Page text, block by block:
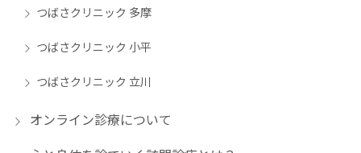
つばさクリニック 多摩
つばさクリニック 小平
つばさクリニック 立川
オンライン診療について